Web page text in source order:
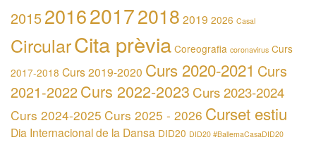
2015201620172018 2019 2026 Casal
CircularCita prèvia Coreografia coronavirus Curs
2017-2018 Curs 2019-2020 Curs 2020-2021 Curs
2021-2022 Curs 2022-2023 Curs 2023-2024
Curs 2024-2025 Curs 2025 - 2026 Curset estiu
Dia Internacional de la Dansa DID20 DID20 #BallemaCasaDID20